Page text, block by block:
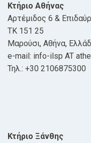
Κτήριο Αθήνας
Αρτέμιδος 6 &
ΤΚ 151 25
Μαρούσι, Αθήνα,
e-mail: info-ilsp AT
Τηλ.: +30 2106875300
Κτήριο Ξάνθης